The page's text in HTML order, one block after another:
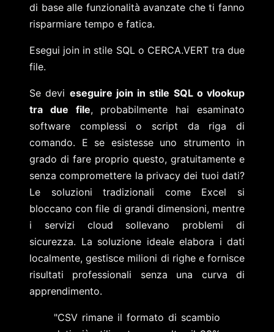
di base alle funzionalità avanzate che ti fanno
risparmiare tempo e fatica.
Esegui join in stile SQL o CERCA.VERT tra due
file.
Se devi eseguire join in stile SQL o vlookup
tra due file, probabilmente hai esaminato
software complessi o script da riga di
comando. E se esistesse uno strumento in
grado di fare proprio questo, gratuitamente e
senza compromettere la privacy dei tuoi dati?
Le soluzioni tradizionali come Excel si
bloccano con file di grandi dimensioni, mentre
i servizi cloud sollevano problemi di
sicurezza. La soluzione ideale elabora i dati
localmente, gestisce milioni di righe e fornisce
risultati professionali senza una curva di
apprendimento.
"CSV rimane il formato di scambio